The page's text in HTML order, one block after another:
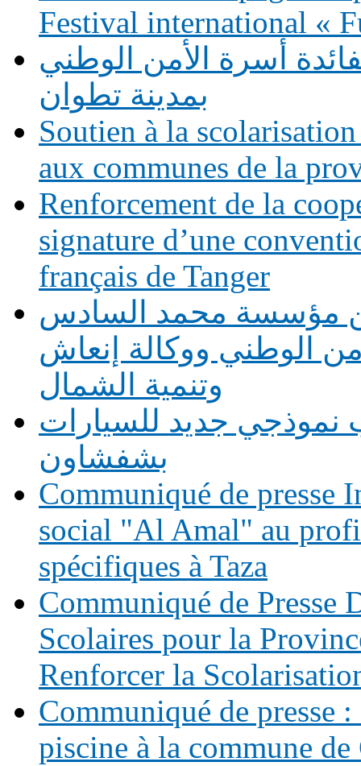
Festival international «
أسرة الأمن الوطني
بمدينة تطوان
Soutien à la
aux communes de la
Renforcement de la
signature d’une
français de Tanger
مؤسسة محمد السادس
الوطني ووكالة إنعاش
وتنمية الشمال
نموذجي جديد للسيارات
بشفشاون
Communiqué de presse
social "Al Amal" au
spécifiques à Taza
Communiqué de
Scolaires pour la
Renforcer la
Communiqué de presse
piscine à la commune de